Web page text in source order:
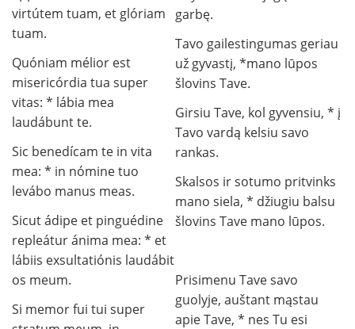
virtútem tuam, et glóriam
tuam.
Quóniam mélior est
misericórdia tua super
vitas: * lábia mea
laudábunt te.
Sic benedícam te in vita
mea: * in nómine tuo
levábo manus meas.
Sicut ádipe et pinguédine
repleátur ánima mea: * et
lábiis exsultatiónis laudábit
os meum.
Si memor fui tui super
garbę.
Tavo gailestingumas geriau
už gyvastį, *mano lūpos
šlovins Tave.
Girsiu Tave, kol gyvensiu, * į
Tavo vardą kelsiu savo
rankas.
Skalsos ir sotumo pritvinks
mano siela, * džiugiu balsu
šlovins Tave mano lūpos.
Prisimenu Tave savo
guolyje, auštant mąstau
apie Tave, * nes Tu esi